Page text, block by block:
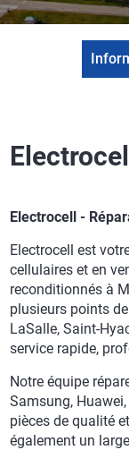
Electrocell
Electrocell -
Electrocell est
cellulaires et en
reconditionnés à
plusieurs points
LaSalle, Saint-
service rapide,
Notre équipe
Samsung,
pièces de qualité
également un